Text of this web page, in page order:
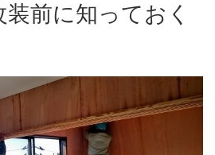
前に知っておく